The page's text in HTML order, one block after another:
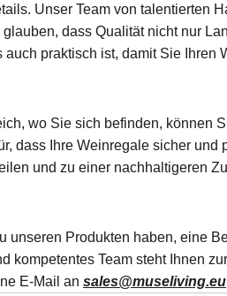
Unser Team von talentierten
dass Qualität nicht nur
praktisch ist, damit Sie Ihren
wo Sie sich befinden, können
dass Ihre Weinregale sicher
und zu einer nachhaltigeren
Produkten haben, eine
Team steht Ihnen
E-Mail an sales@museliving.eu